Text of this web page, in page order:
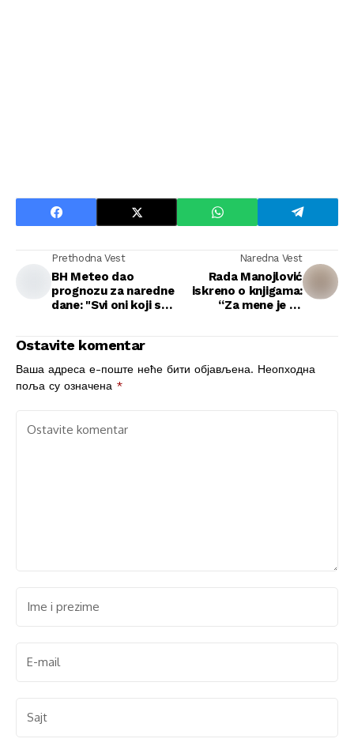
Prethodna Vest
BH Meteo dao
prognozu za naredne
dane: "Svi oni koji su
Naredna Vest
Rada Manojlović
iskreno o knjigama:
“Za mene je to
Ostavite komentar
Ваша адреса е-поште неће бити објављена. Неопходна
поља су означена *